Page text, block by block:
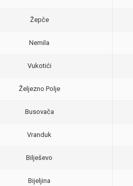
Žepče
Nemila
Vukotići
Željezno Polje
Busovača
Vranduk
Bilješevo
Bijeljina